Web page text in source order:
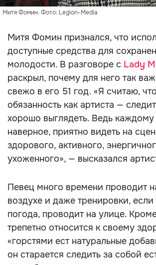
Митя Фомин. Фото: Legion-Media
Митя Фомин признался, что
доступные средства для
молодости. В разговоре с Lady
раскрыл, почему для него так
свежо в его 51 год. «Я считаю,
обязанность как артиста —
хорошо выглядеть. Ведь каждому
наверное, приятно видеть на
здорового, активного,
ухоженного», — высказался
Певец много времени проводит
воздухе и даже тренировки, если
погода, проводит на улице.
трепетно относится к своему
«горстями ест натуральные
он старается следить за собой